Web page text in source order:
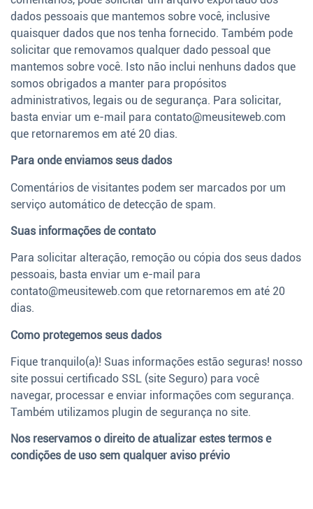
dados pessoais que mantemos sobre você, inclusive
quaisquer dados que nos tenha fornecido. Também pode
solicitar que removamos qualquer dado pessoal que
mantemos sobre você. Isto não inclui nenhuns dados que
somos obrigados a manter para propósitos
administrativos, legais ou de segurança. Para solicitar,
basta enviar um e-mail para contato@meusiteweb.com
que retornaremos em até 20 dias.
Para onde enviamos seus dados
Comentários de visitantes podem ser marcados por um
serviço automático de detecção de spam.
Suas informações de contato
Para solicitar alteração, remoção ou cópia dos seus dados
pessoais, basta enviar um e-mail para
contato@meusiteweb.com que retornaremos em até 20
dias.
Como protegemos seus dados
Fique tranquilo(a)! Suas informações estão seguras! nosso
site possui certificado SSL (site Seguro) para você
navegar, processar e enviar informações com segurança.
Também utilizamos plugin de segurança no site.
Nos reservamos o direito de atualizar estes termos e
condições de uso sem qualquer aviso prévio